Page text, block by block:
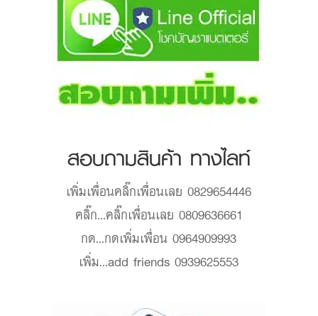
สอบถามสินค้า ทางไลท์
เพิ่มเพื่อนคลิ๊กเพื่อนเลย 0829654446
คลิ๊ก...คลิ๊กเพื่อนเลย 0809636661
กด...กดเพิ่มเพื่อน 0964909993
เพิ่ม...add friends 0939625553